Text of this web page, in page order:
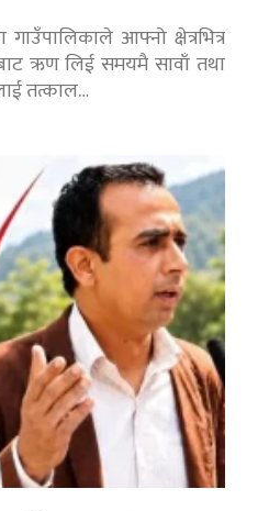
आफ्नो क्षेत्रभित्र
ऋण लिई समयमै सावाँ तथा
तत्काल…